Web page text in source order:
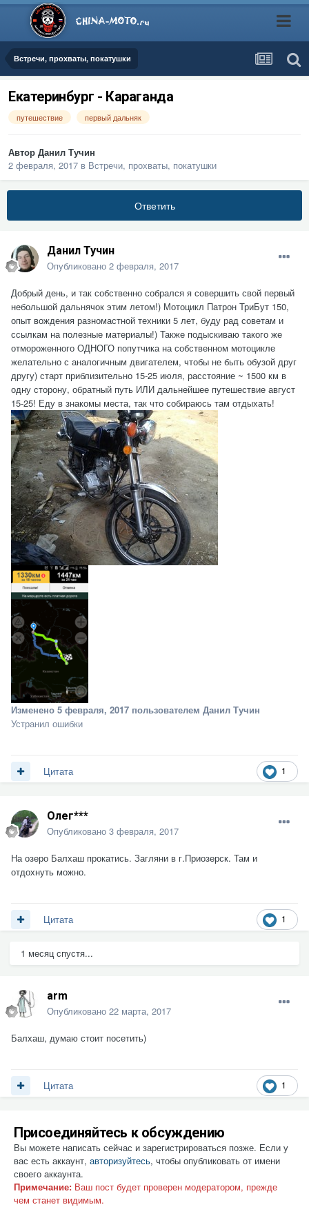
Встречи, прохваты, покатушки
Екатеринбург - Караганда
путешествие первый дальняк
Автор Данил Тучин
2 февраля, 2017 в Встречи, прохваты, покатушки
Ответить
Данил Тучин
Опубликовано 2 февраля, 2017
Добрый день, и так собственно собрался я совершить свой первый
небольшой дальнячок этим летом!) Мотоцикл Патрон ТриБут 150,
опыт вождения разномастной техники 5 лет, буду рад советам и
ссылкам на полезные материалы!) Также подыскиваю такого же
отмороженного ОДНОГО попутчика на собственном мотоцикле
желательно с аналогичным двигателем, чтобы не быть обузой друг
другу) старт приблизительно 15-25 июля, расстояние ~ 1500 км в
одну сторону, обратный путь ИЛИ дальнейшее путешествие август
15-25! Еду в знакомы места, так что собираюсь там отдыхать!
Изменено 5 февраля, 2017 пользователем Данил Тучин
Устранил ошибки
1
Цитата
Олег***
Опубликовано 3 февраля, 2017
На озеро Балхаш прокатись. Загляни в г.Приозерск. Там и
отдохнуть можно.
1
Цитата
1 месяц спустя...
arm
Опубликовано 22 марта, 2017
Балхаш, думаю стоит посетить)
1
Цитата
Присоединяйтесь к обсуждению
Вы можете написать сейчас и зарегистрироваться позже. Если у
вас есть аккаунт, авторизуйтесь, чтобы опубликовать от имени
своего аккаунта.
Примечание: Ваш пост будет проверен модератором, прежде
чем станет видимым.